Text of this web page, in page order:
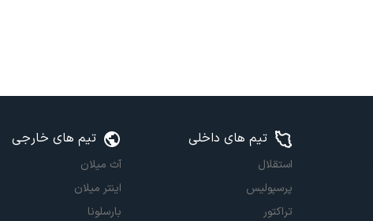
تیم های داخلی
استقلال
پرسپولیس
تراکتور
تیم های خارجی
آث میلان
اینتر میلان
بارسلونا